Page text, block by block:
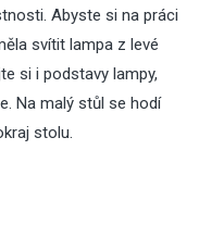
Abyste si na práci
svítit lampa z levé
si i podstavy lampy,
Na malý stůl se hodí
stolu.